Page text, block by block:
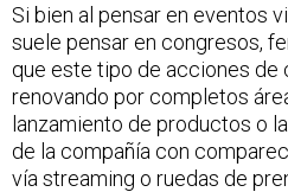
Si bien al pensar en eventos
suele pensar en congresos,
que este tipo de acciones de
renovando por completos
lanzamiento de productos o
de la compañía con
vía streaming o ruedas de